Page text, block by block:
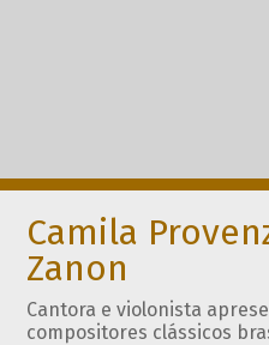
Camila
Zanon
Cantora e violonista
compositores clássicos